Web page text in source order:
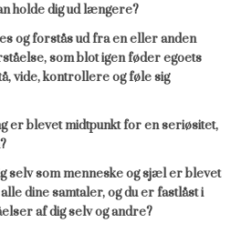
holde dig ud længere?
og forstås ud fra en eller anden
som blot igen føder egoets
vide, kontrollere og føle sig
er blevet midtpunkt for en seriøsitet,
selv som menneske og sjæl er blevet
dine samtaler, og du er fastlåst i
af dig selv og andre?